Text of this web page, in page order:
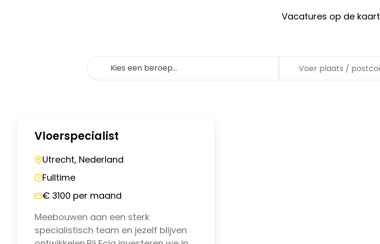
Vacatures op de kaart
Kies een beroep…
Vloerspecialist
Utrecht, Nederland
Fulltime
€ 3100 per maand
Meebouwen aan een sterk
specialistisch team en jezelf blijven